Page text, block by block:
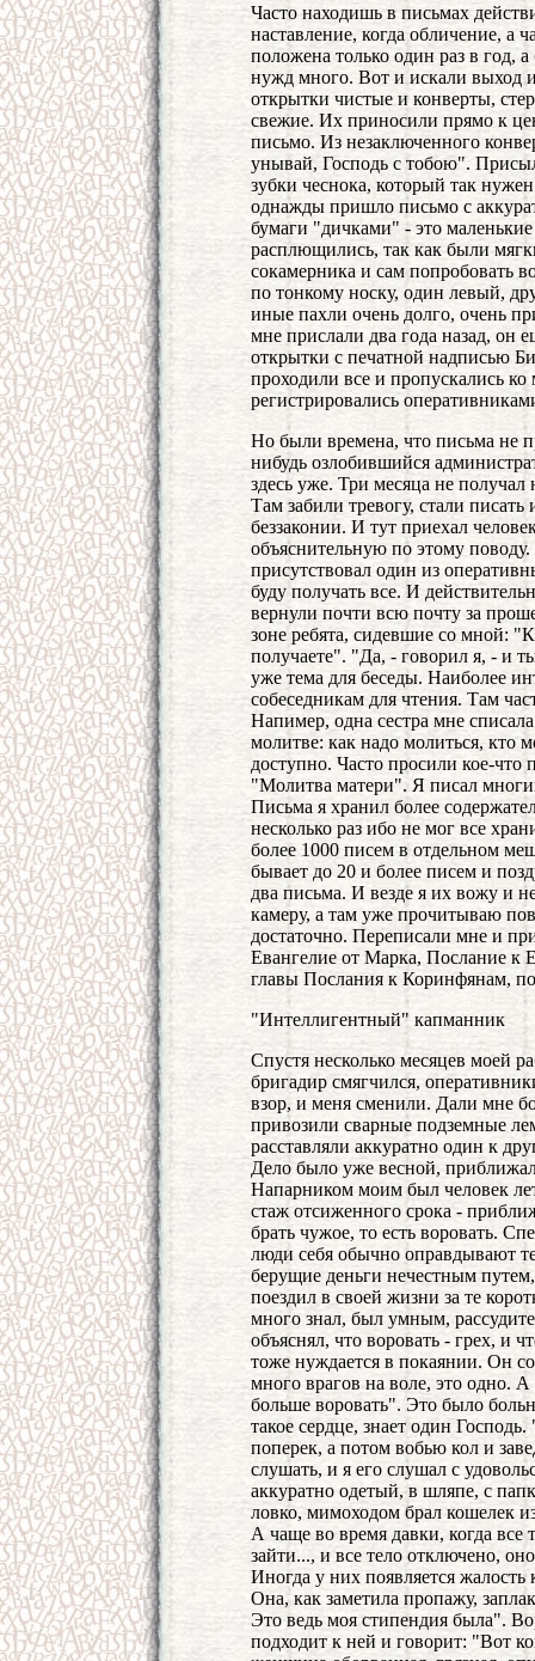
Часто находишь в письмах
наставление, когда обличение, а
положена только один раз в год,
нужд много. Вот и искали выход
открытки чистые и конверты,
свежие. Их приносили прямо к
письмо. Из незаключенного
унывай, Господь с тобою".
зубки чеснока, который так
однажды пришло письмо с
бумаги "дичками" - это
расплющились, так как были
сокамерника и сам попробовать
по тонкому носку, один левый,
иные пахли очень долго, очень
мне прислали два года назад, он
открытки с печатной надписью
проходили все и пропускались
регистрировались
Но были времена, что письма не
нибудь озлобившийся
здесь уже. Три месяца не
Там забили тревогу, стали
беззаконии. И тут приехал
объяснительную по этому
присутствовал один из
буду получать все. И
вернули почти всю почту за
зоне ребята, сидевшие со мной:
получаете". "Да, - говорил я, - и
уже тема для беседы. Наиболее
собеседникам для чтения. Там
Напимер, одна сестра мне
молитве: как надо молиться, кто
доступно. Часто просили кое-что
"Молитва матери". Я писал
Письма я хранил более
несколько раз ибо не мог все
более 1000 писем в отдельном
бывает до 20 и более писем и
два письма. И везде я их вожу и
камеру, а там уже прочитываю
достаточно. Переписали мне и
Евангелие от Марка, Послание к
главы Послания к Коринфянам,
"Интеллигентный" капманник
Спустя несколько месяцев моей
бригадир смягчился,
взор, и меня сменили. Дали мне
привозили сварные подземные
расставляли аккуратно один к
Дело было уже весной,
Напарником моим был человек
стаж отсиженного срока -
брать чужое, то есть воровать.
люди себя обычно оправдывают
берущие деньги нечестным
поездил в своей жизни за те
много знал, был умным,
объяснял, что воровать - грех, и
тоже нуждается в покаянии. Он
много врагов на воле, это одно.
больше воровать". Это было
такое сердце, знает один
поперек, а потом вобью кол и
слушать, и я его слушал с
аккуратно одетый, в шляпе, с
ловко, мимоходом брал кошелек
А чаще во время давки, когда все
зайти..., и все тело отключено,
Иногда у них появляется
Она, как заметила пропажу,
Это ведь моя стипендия была".
подходит к ней и говорит: "Вот